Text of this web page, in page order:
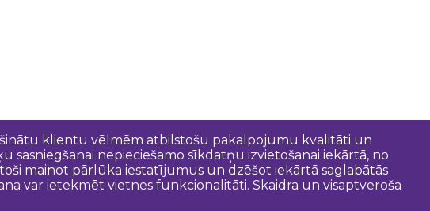
klientu vēlmēm atbilstošu pakalpojumu kvalitāti un
nepieciešamo sīkdatņu izvietošanai iekārtā, no
mainot pārlūka iestatījumus un dzēšot iekārtā saglabātās
var ietekmēt vietnes funkcionalitāti. Skaidra un visaptveroša